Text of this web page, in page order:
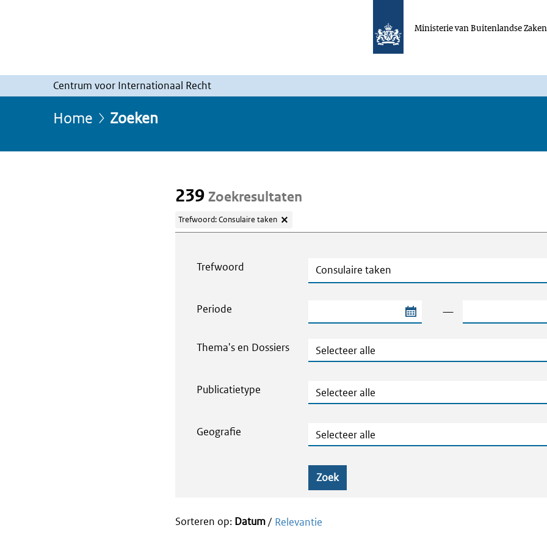
Ministerie van Buitenlandse Zaken
Centrum voor Internationaal Recht
Home Zoeken
239 Zoekresultaten
Trefwoord: Consulaire taken
Trefwoord Trefwoord
Periode Begindatum van de periode — Einddatum van de
Thema's en Dossiers Thema's en Dossiers
Publicatietype Publicatietype
Geografie Geografie
Zoek
Sorteren op: Datum/ Relevantie